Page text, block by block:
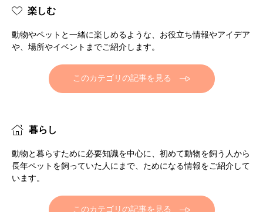
楽しむ
動物やペットと一緒に楽しめるような、お役立ち情報やアイデア
や、場所やイベントまでご紹介します。
このカテゴリの記事を見る
暮らし
動物と暮らすために必要知識を中心に、初めて動物を飼う人から
長年ペットを飼っていた人にまで、ためになる情報をご紹介して
います。
このカテゴリの記事を見る